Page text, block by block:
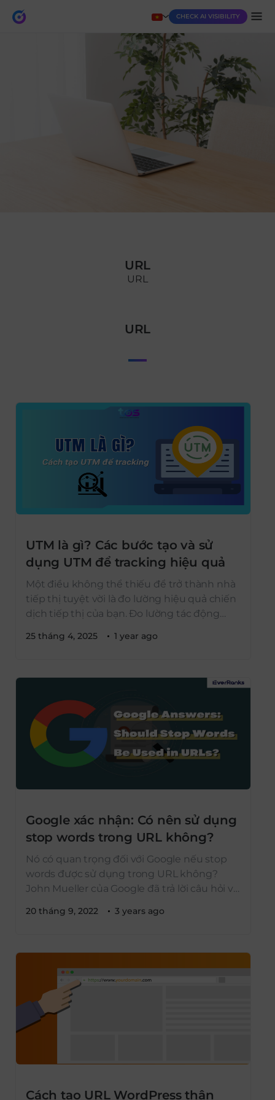
CHECK AI VISIBILITY
URL
URL
URL
25 tháng 4, 2025 1 year ago
UTM là gì? Các bước tạo và sử
dụng UTM để tracking hiệu quả
Một điều không thể thiếu để trở thành nhà
tiếp thị tuyệt vời là đo lường hiệu quả chiến
dịch tiếp thị của bạn. Đo lường tác động
công cụ phù hợp. Bạn có để thực hiện
20 tháng 9, 2022 3 years ago
Google xác nhận: Có nên sử dụng
stop words trong URL không?
Nó có quan trọng đối với Google nếu stop
words được sử dụng trong URL không?
John Mueller của Google đã trả lời câu hỏi về
đã trả lời câu hỏi trong khi cũng thảo luận về
Cách tạo URL WordPress thân